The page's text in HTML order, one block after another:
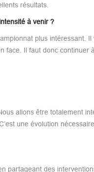
résultats.
à venir ?
plus intéressant.
face. Il faut donc continuer
allons être totalement
une évolution
partageant des